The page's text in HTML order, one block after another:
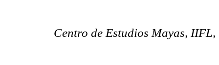
Centro de Estudios Mayas,